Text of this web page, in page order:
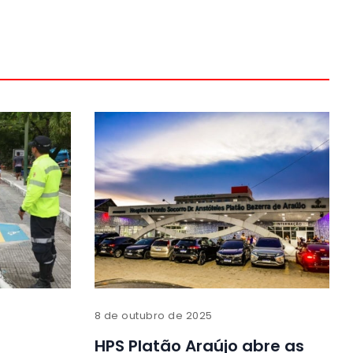
8 de outubro de 2025
HPS Platão Araújo abre as